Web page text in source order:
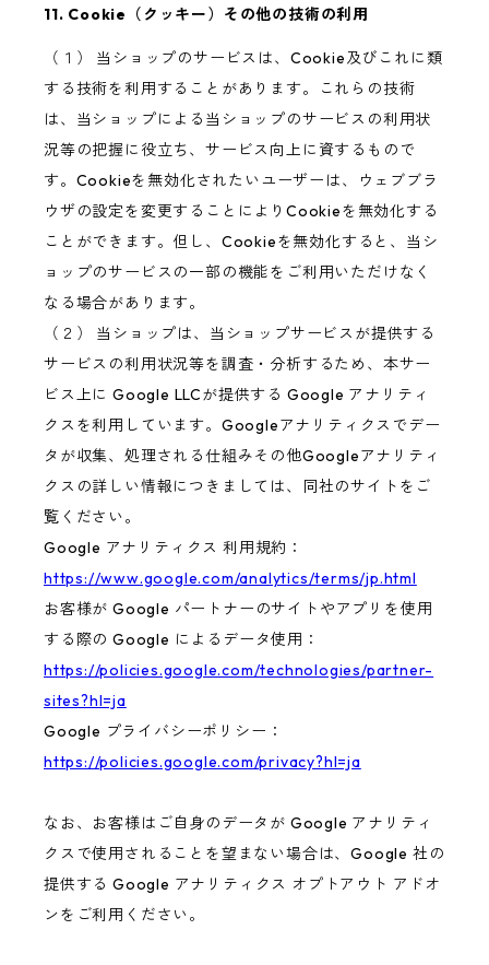
11. Cookie（クッキー）その他の技術の利用
（１） 当ショップのサービスは、Cookie及びこれに類
する技術を利用することがあります。これらの技術
は、当ショップによる当ショップのサービスの利用状
況等の把握に役立ち、サービス向上に資するもので
す。Cookieを無効化されたいユーザーは、ウェブブラ
ウザの設定を変更することによりCookieを無効化する
ことができます。但し、Cookieを無効化すると、当シ
ョップのサービスの一部の機能をご利用いただけなく
なる場合があります。
（２） 当ショップは、当ショップサービスが提供する
サービスの利用状況等を調査・分析するため、本サー
ビス上に Google LLCが提供する Google アナリティ
クスを利用しています。Googleアナリティクスでデー
タが収集、処理される仕組みその他Googleアナリティ
クスの詳しい情報につきましては、同社のサイトをご
覧ください。
Google アナリティクス 利用規約：
https://www.google.com/analytics/terms/jp.html
お客様が Google パートナーのサイトやアプリを使用
する際の Google によるデータ使用：
https://policies.google.com/technologies/partner-
sites?hl=ja
Google プライバシーポリシー：
https://policies.google.com/privacy?hl=ja
なお、お客様はご自身のデータが Google アナリティ
クスで使用されることを望まない場合は、Google 社の
提供する Google アナリティクス オプトアウト アドオ
ンをご利用ください。